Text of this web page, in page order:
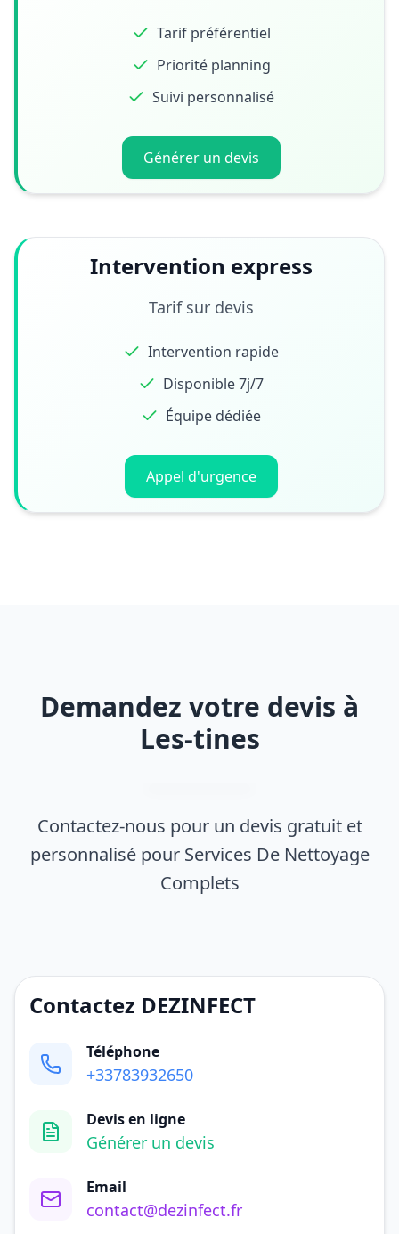
Tarif préférentiel
Priorité planning
Suivi personnalisé
Générer un devis
Intervention express
Tarif sur devis
Intervention rapide
Disponible 7j/7
Équipe dédiée
Appel d'urgence
Demandez votre devis à
Les-tines
Contactez-nous pour un devis gratuit et
personnalisé pour Services De Nettoyage
Complets
Contactez DEZINFECT
Téléphone
+33783932650
Devis en ligne
Générer un devis
Email
contact@dezinfect.fr